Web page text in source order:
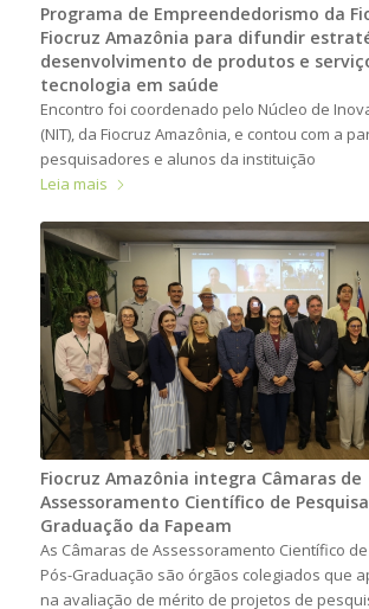
Programa de Empreendedorismo da
Fiocruz Amazônia para difundir
desenvolvimento de produtos e
tecnologia em saúde
Encontro foi coordenado pelo Núcleo de
(NIT), da Fiocruz Amazônia, e contou com a
pesquisadores e alunos da instituição
Leia mais
Fiocruz Amazônia integra Câmaras de
Assessoramento Científico de
Graduação da Fapeam
As Câmaras de Assessoramento Científico
Pós-Graduação são órgãos colegiados que
na avaliação de mérito de projetos de